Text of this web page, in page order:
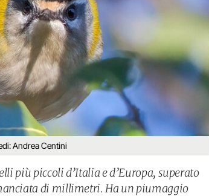
Andrea Centini
più piccoli d’Italia e d’Europa, superato
di millimetri. Ha un piumaggio